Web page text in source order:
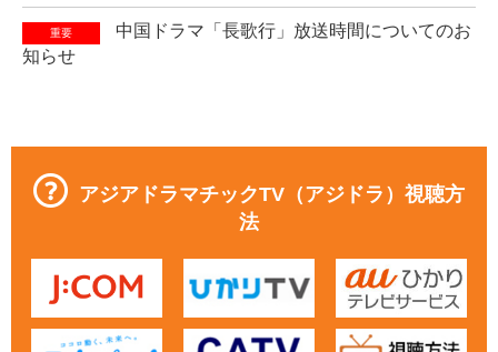
重要
中国ドラマ「長歌行」放送時間についてのお
知らせ
アジアドラマチックTV（アジドラ）視聴方
法